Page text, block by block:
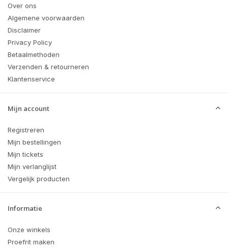
Over ons
Algemene voorwaarden
Disclaimer
Privacy Policy
Betaalmethoden
Verzenden & retourneren
Klantenservice
Mijn account
Registreren
Mijn bestellingen
Mijn tickets
Mijn verlanglijst
Vergelijk producten
Informatie
Onze winkels
Proefrit maken